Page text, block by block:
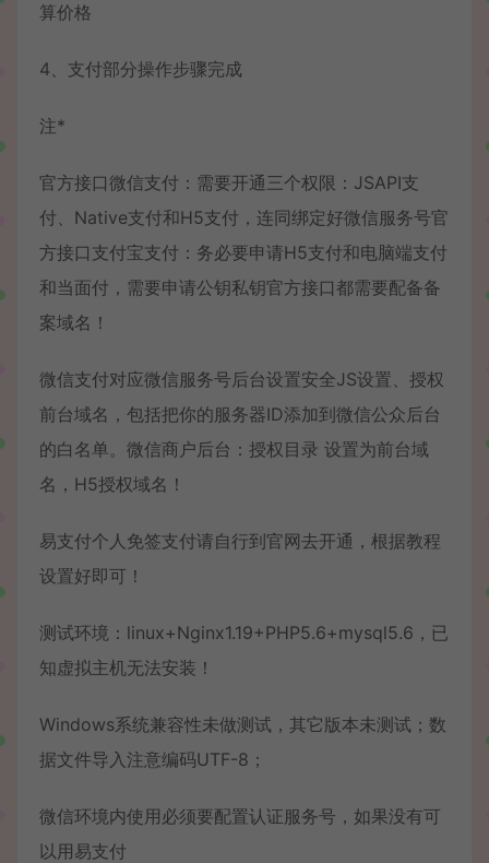
算价格
4、支付部分操作步骤完成
注*
官方接口微信支付：需要开通三个权限：JSAPI支
付、Native支付和H5支付，连同绑定好微信服务号官
方接口支付宝支付：务必要申请H5支付和电脑端支付
和当面付，需要申请公钥私钥官方接口都需要配备备
案域名！
微信支付对应微信服务号后台设置安全JS设置、授权
前台域名，包括把你的服务器ID添加到微信公众后台
的白名单。微信商户后台：授权目录 设置为前台域
名，H5授权域名！
易支付个人免签支付请自行到官网去开通，根据教程
设置好即可！
测试环境：linux+Nginx1.19+PHP5.6+mysql5.6，已
知虚拟主机无法安装！
Windows系统兼容性未做测试，其它版本未测试；数
据文件导入注意编码UTF-8；
微信环境内使用必须要配置认证服务号，如果没有可
以用易支付